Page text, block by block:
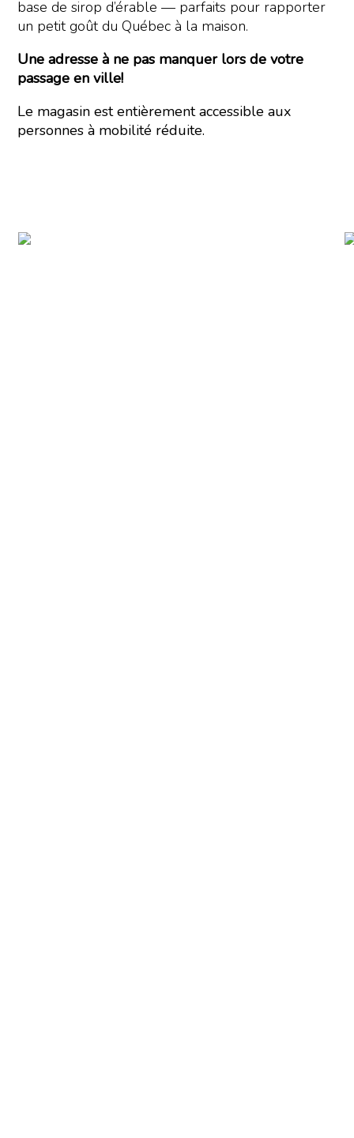
base de sirop d’érable — parfaits pour rapporter
un petit goût du Québec à la maison.
Une adresse à ne pas manquer lors de votre
passage en ville!
Le magasin est entièrement accessible aux
personnes à mobilité réduite.